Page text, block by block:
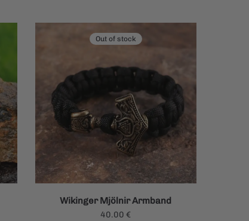
Out of stock
Wikinger Mjölnir Armband
40.00€